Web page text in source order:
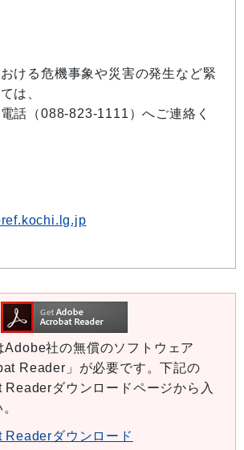
ける危機事象や災害の発生など緊
は、
話（088-823-1111）へご連絡く
Adobe社の無償のソフトウェア
Reader」が必要です。下記の
ダウンロードページから入
ダウンロード